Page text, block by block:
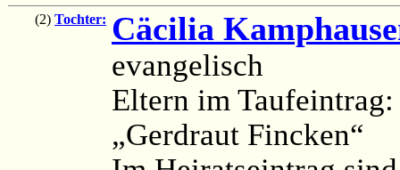
(2) Tochter: Cäcilia
evangelisch
Eltern im Taufeintrag:
„Gerdraut Fincken“